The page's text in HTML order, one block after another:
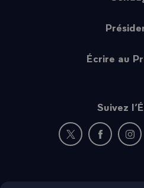
Écrire au
Suivez
Nouvelle fenêtre :
Nouvelle